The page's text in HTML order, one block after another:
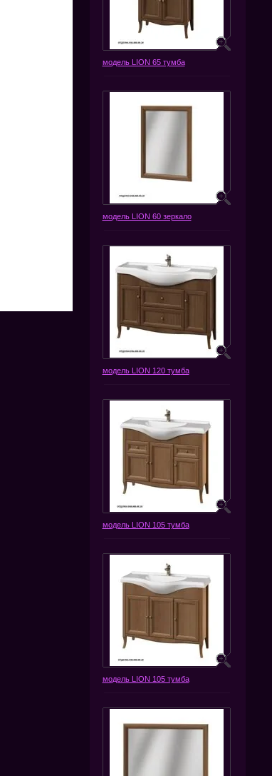
модель LION 65 тумба
модель LION 60 зеркало
модель LION 120 тумба
модель LION 105 тумба
модель LION 105 тумба